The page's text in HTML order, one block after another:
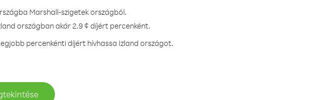
Marshall-szigetek országból.
országban akár 2.9 ¢ díjért percenként.
percenkénti díjért hívhassa Izland országot.